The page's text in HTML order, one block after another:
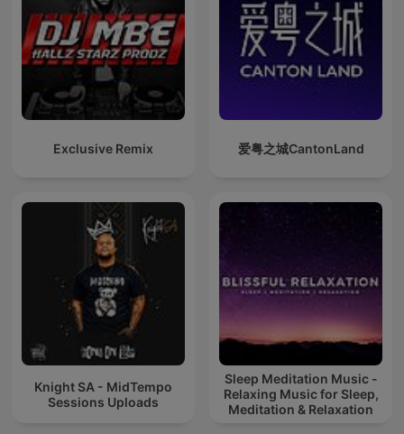
Exclusive Remix 爱粤之城CantonLand
Knight SA - MidTempo
Sessions Uploads
Sleep Meditation Music -
Relaxing Music for Sleep,
Meditation & Relaxation